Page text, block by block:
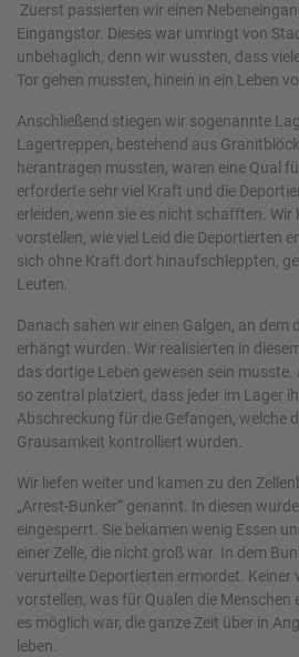
Zuerst passierten wir einen
Eingangstor. Dieses war umringt von
unbehaglich, denn wir wussten, dass
Tor gehen mussten, hinein in ein Leben
Anschließend stiegen wir sogenannte
Lagertreppen, bestehend aus
herantragen mussten, waren eine Qual
erforderte sehr viel Kraft und die
erleiden, wenn sie es nicht schafften.
vorstellen, wie viel Leid die Deportierten
sich ohne Kraft dort hinaufschleppten,
Leuten.
Danach sahen wir einen Galgen, an dem
erhängt wurden. Wir realisierten in
das dortige Leben gewesen sein
so zentral platziert, dass jeder im Lager
Abschreckung für die Gefangen, welche
Grausamkeit kontrolliert wurden.
Wir liefen weiter und kamen zu den
„Arrest-Bunker“ genannt. In diesen
eingesperrt. Sie bekamen wenig Essen
einer Zelle, die nicht groß war. In dem
verurteilte Deportierten ermordet. Keiner
vorstellen, was für Qualen die
es möglich war, die ganze Zeit über in
leben.